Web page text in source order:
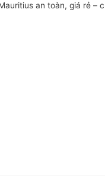
an toàn, giá rẻ –